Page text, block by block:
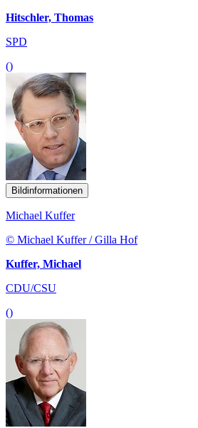
Hitschler, Thomas
SPD
()
Bildinformationen
Michael Kuffer
© Michael Kuffer / Gilla Hof
Kuffer, Michael
CDU/CSU
()